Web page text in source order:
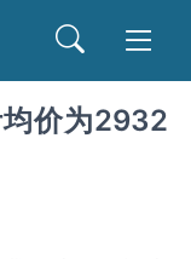
价为2932